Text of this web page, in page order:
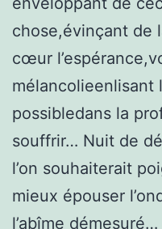
chose,évinçant de
cœur
mélancolieenlisant
possibledans la
souffrir… Nuit de
l’on souhaiterait
mieux épouser
l’abîme démesuré…